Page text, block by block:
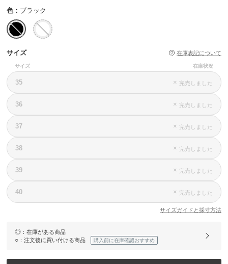
色： ブラック
サイズ 在庫表記について
サイズ 在庫状況
35 × 完売しました
36 × 完売しました
37 × 完売しました
38 × 完売しました
39 × 完売しました
40 × 完売しました
サイズガイドと採寸方法
◎ ：在庫がある商品
○ ：注文後に買い付ける商品 購入前に在庫確認おすすめ